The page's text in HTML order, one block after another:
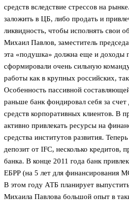
средств вследствие стрессов на
заложить в ЦБ, либо продать и
ликвидность, чтобы исполнять свои
Михаил Павлов, заместитель
эта «подушка» должна еще и доходы
сформировали очень сильную
работы как в крупных российских,
Особенность пассивной
раньше банк фондировал себя за
средств корпоративных клиентов. В
активно привлекать ресурсы на
средства институтов развития.
депозит от IFC, несколько
банка. В конце 2011 года банк
ЕБРР (на 5 лет для финансирования
В этом году АТБ планирует
Михаила Павлова большой опыт в